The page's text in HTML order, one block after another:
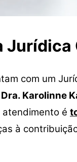
com um
Dra. Karolinne
é
à